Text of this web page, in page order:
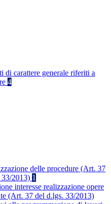
di carattere generale riferiti a
4
delle procedure (Art. 37
2013) 1
interesse realizzazione opere
(Art. 37 del d.lgs. 33/2013)